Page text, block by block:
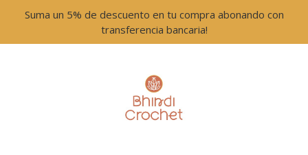
Suma un 5% de descuento en tu compra abonando con
transferencia bancaria!